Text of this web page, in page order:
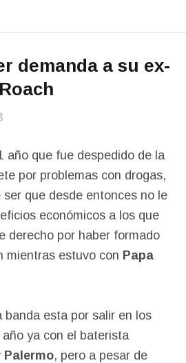
demanda a su ex-
año que fue despedido de la
por problemas con drogas,
que desde entonces no le
económicos a los que
derecho por haber formado
mientras estuvo con Papa
banda esta por salir en los
ya con el baterista
Palermo, pero a pesar de